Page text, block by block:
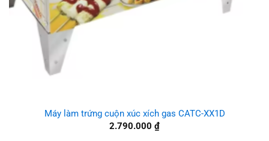
Máy làm trứng cuộn xúc xích gas CATC-XX1D
2.790.000 ₫